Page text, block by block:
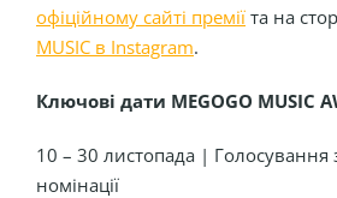
офіційному сайті премії та на
MUSIC в Instagram.
Ключові дати MEGOGO MUSIC
10 – 30 листопада | Голосування
номінації